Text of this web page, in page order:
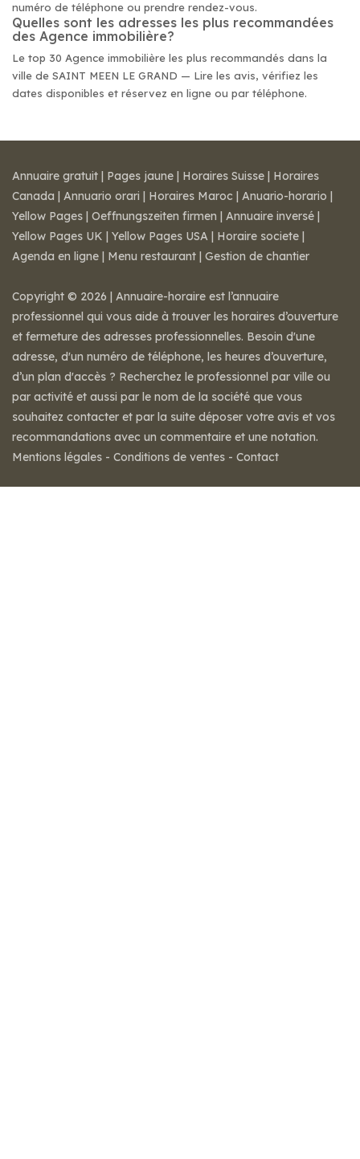
numéro de téléphone ou prendre rendez-vous.
Quelles sont les adresses les plus recommandées
des Agence immobilière?
Le top 30 Agence immobilière les plus recommandés dans la
ville de SAINT MEEN LE GRAND — Lire les avis, vérifiez les
dates disponibles et réservez en ligne ou par téléphone.
Annuaire gratuit | Pages jaune | Horaires Suisse | Horaires
Canada | Annuario orari | Horaires Maroc | Anuario-horario |
Yellow Pages | Oeffnungszeiten firmen | Annuaire inversé |
Yellow Pages UK | Yellow Pages USA | Horaire societe |
Agenda en ligne | Menu restaurant | Gestion de chantier
Copyright © 2026 | Annuaire-horaire est l’annuaire
professionnel qui vous aide à trouver les horaires d’ouverture
et fermeture des adresses professionnelles. Besoin d'une
adresse, d'un numéro de téléphone, les heures d’ouverture,
d’un plan d'accès ? Recherchez le professionnel par ville ou
par activité et aussi par le nom de la société que vous
souhaitez contacter et par la suite déposer votre avis et vos
recommandations avec un commentaire et une notation.
Mentions légales - Conditions de ventes - Contact